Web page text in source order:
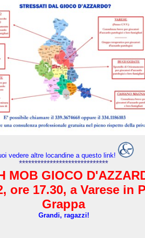
vedere altre locandine a questo link!
*****************************
MOB GIOCO
ore 17.30, a Varese in
Grappa
Grandi, ragazzi!